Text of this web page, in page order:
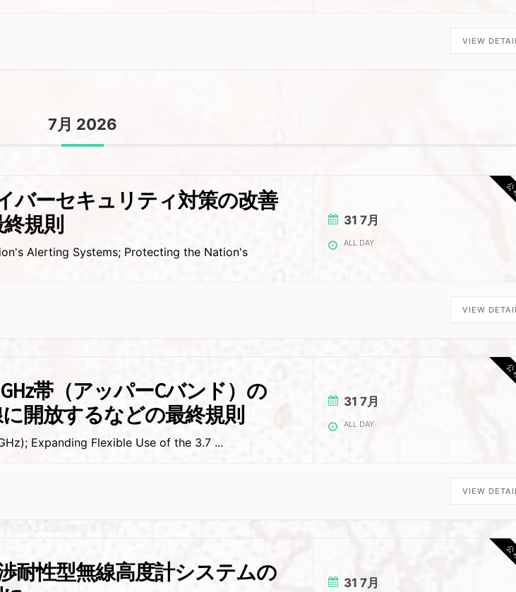
VIEW
7月 2026
バーセキュリティ対策の改善
規則
Alerting Systems; Protecting the Nation's
31 7月
ALL DAY
VIEW
帯（アッパーCバンド）の
開放するなどの最終規則
Expanding Flexible Use of the 3.7 ...
31 7月
ALL DAY
VIEW
耐性型無線高度計システムの
31 7月